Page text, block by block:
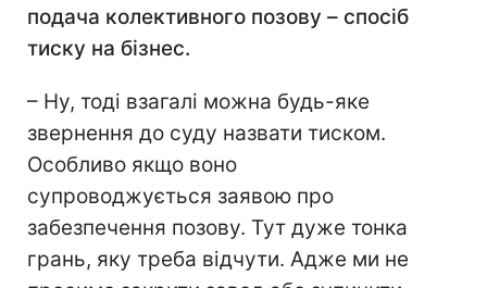
подача колективного позову – спосіб
тиску на бізнес.
– Ну, тоді взагалі можна будь-яке
звернення до суду назвати тиском.
Особливо якщо воно
супроводжується заявою про
забезпечення позову. Тут дуже тонка
грань, яку треба відчути. Адже ми не